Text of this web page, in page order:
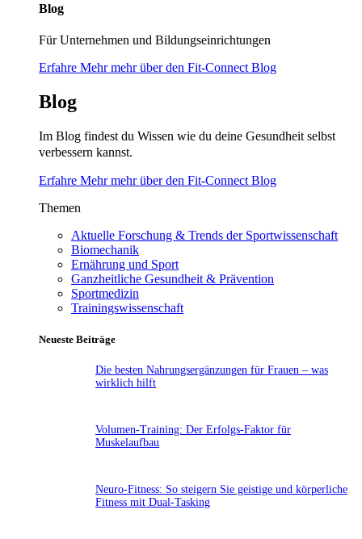
Blog
Für Unternehmen und Bildungseinrichtungen
Erfahre Mehr mehr über den Fit-Connect Blog
Blog
Im Blog findest du Wissen wie du deine Gesundheit selbst
verbessern kannst.
Erfahre Mehr mehr über den Fit-Connect Blog
Themen
Aktuelle Forschung & Trends der Sportwissenschaft
Biomechanik
Ernährung und Sport
Ganzheitliche Gesundheit & Prävention
Sportmedizin
Trainingswissenschaft
Neueste Beiträge
Die besten Nahrungsergänzungen für Frauen – was
wirklich hilft
Volumen-Training: Der Erfolgs-Faktor für
Muskelaufbau
Neuro-Fitness: So steigern Sie geistige und körperliche
Fitness mit Dual-Tasking